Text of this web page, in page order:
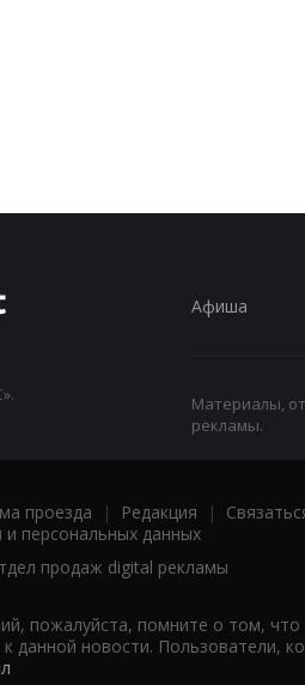
Афиша
Материалы,
рекламы.
проезда | Редакция |
персональных данных
продаж digital рекламы
пожалуйста, помните о том,
данной новости. Пользователи,